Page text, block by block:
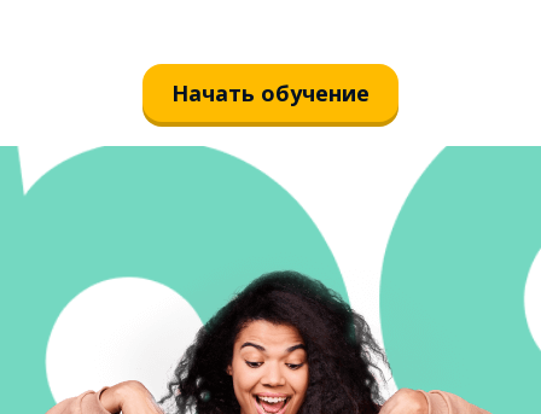
Начать обучение